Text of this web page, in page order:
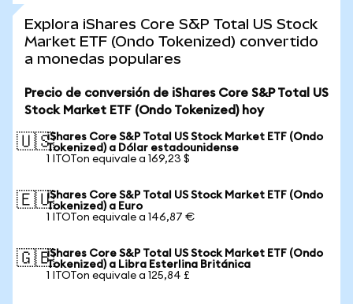
Explora iShares Core S&P Total US Stock
Market ETF (Ondo Tokenized) convertido
a monedas populares
Precio de conversión de iShares Core S&P Total US
Stock Market ETF (Ondo Tokenized) hoy
🇺🇸iShares Core S&P Total US Stock Market ETF (Ondo
Tokenized) a Dólar estadounidense
1 ITOTon equivale a 169,23 $
🇪🇺iShares Core S&P Total US Stock Market ETF (Ondo
Tokenized) a Euro
1 ITOTon equivale a 146,87 €
🇬🇧iShares Core S&P Total US Stock Market ETF (Ondo
Tokenized) a Libra Esterlina Británica
1 ITOTon equivale a 125,84 £